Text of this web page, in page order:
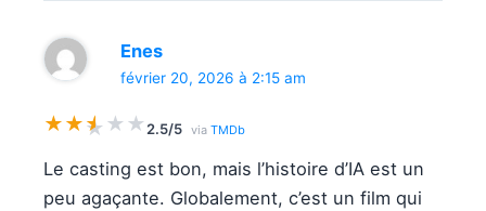
Enes
février 20, 2026 à 2:15 am
★★★
★ ★ ★2.5/5 via TMDb
Le casting est bon, mais l’histoire d’IA est un
peu agaçante. Globalement, c’est un film qui